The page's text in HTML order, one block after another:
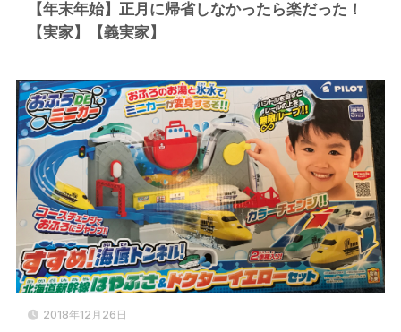
【年末年始】正月に帰省しなかったら楽だった！
【実家】【義実家】
2018年12月26日